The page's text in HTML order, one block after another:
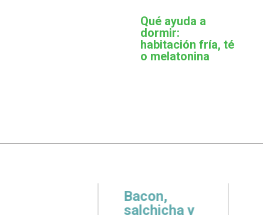
Qué ayuda a
dormir:
habitación fría, té
o melatonina